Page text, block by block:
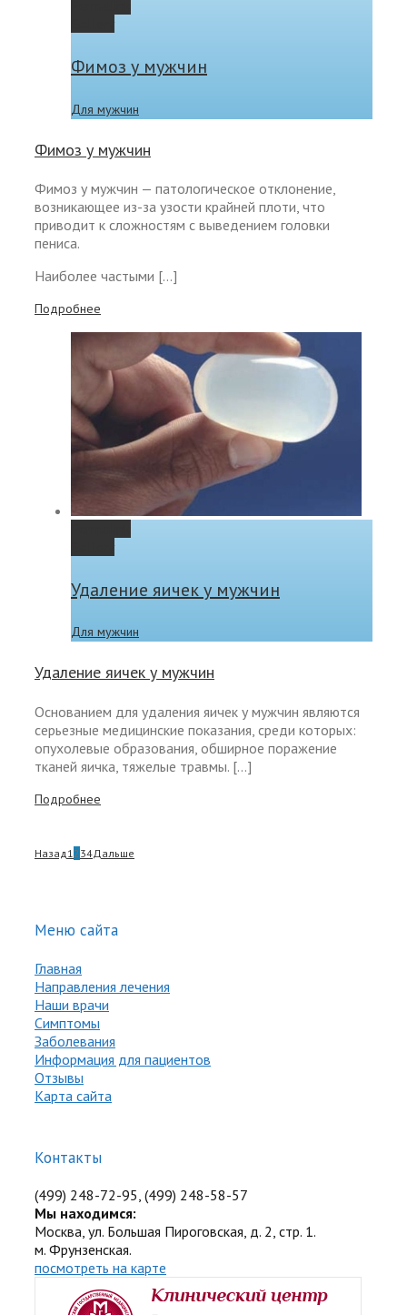
Фимоз у мужчин
Для мужчин
Фимоз у мужчин
Фимоз у мужчин — патологическое отклонение,
возникающее из-за узости крайней плоти, что
приводит к сложностям с выведением головки
пениса.
Наиболее частыми […]
Подробнее
Удаление яичек у мужчин
Для мужчин
Удаление яичек у мужчин
Основанием для удаления яичек у мужчин являются
серьезные медицинские показания, среди которых:
опухолевые образования, обширное поражение
тканей яичка, тяжелые травмы. […]
Подробнее
Назад12 34Дальше
Меню сайта
Главная
Направления лечения
Наши врачи
Симптомы
Заболевания
Информация для пациентов
Отзывы
Карта сайта
Контакты
(499) 248-72-95, (499) 248-58-57
Мы находимся:
Москва, ул. Большая Пироговская, д. 2, стр. 1.
м. Фрунзенская.
посмотреть на карте